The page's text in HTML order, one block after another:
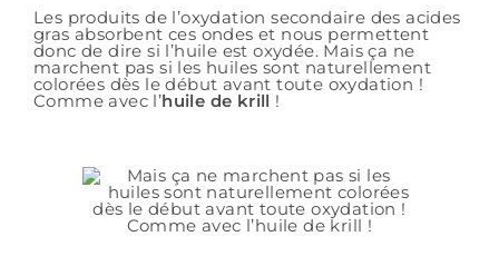
Les produits de l’oxydation secondaire des acides
gras absorbent ces ondes et nous permettent
donc de dire si l’huile est oxydée. Mais ça ne
marchent pas si les huiles sont naturellement
colorées dès le début avant toute oxydation !
Comme avec l’huile de krill !